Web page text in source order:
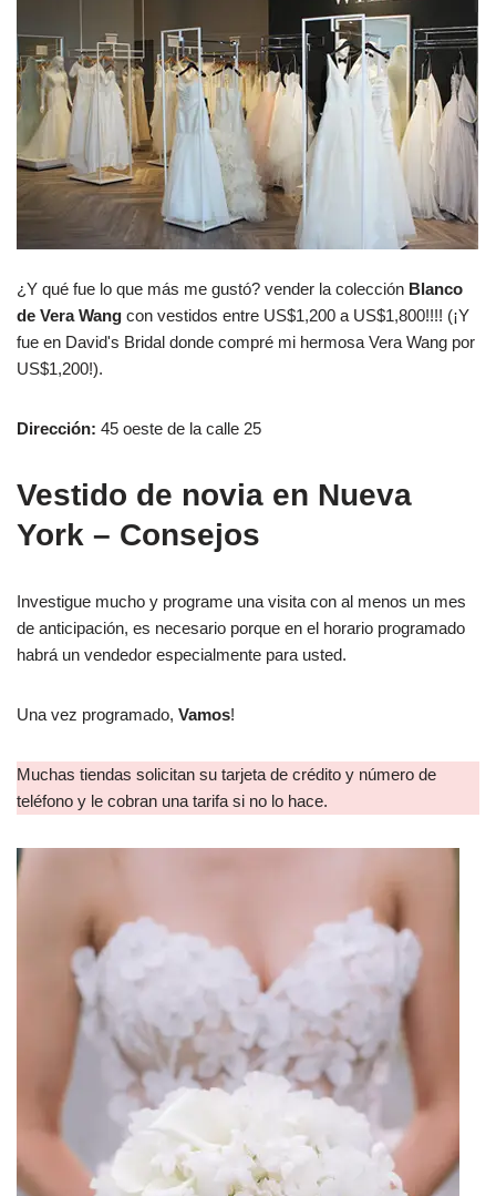
¿Y qué fue lo que más me gustó? vender la colección Blanco
de Vera Wang con vestidos entre US$1,200 a US$1,800!!!! (¡Y
fue en David's Bridal donde compré mi hermosa Vera Wang por
US$1,200!).
Dirección: 45 oeste de la calle 25
Vestido de novia en Nueva
York – Consejos
Investigue mucho y programe una visita con al menos un mes
de anticipación, es necesario porque en el horario programado
habrá un vendedor especialmente para usted.
Una vez programado, Vamos!
Muchas tiendas solicitan su tarjeta de crédito y número de
teléfono y le cobran una tarifa si no lo hace.